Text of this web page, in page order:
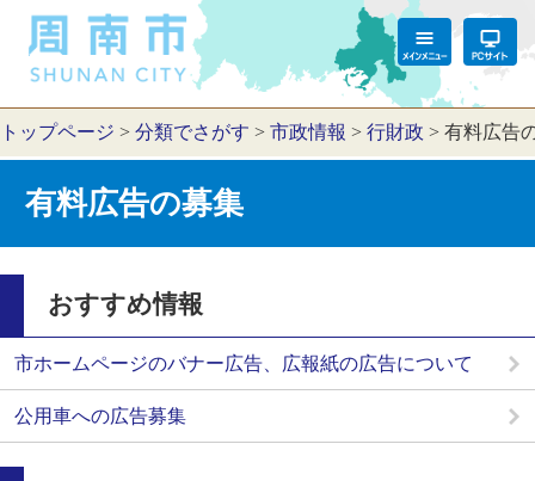
トップページ > 分類でさがす > 市政情報 > 行財政 > 有料広告
有料広告の募集
おすすめ情報
市ホームページのバナー広告、広報紙の広告について
公用車への広告募集